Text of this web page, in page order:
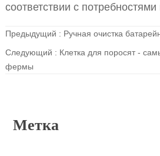
соответствии с потребностями
Предыдущий : Ручная очистка
Следующий : Клетка для поросят -
фермы
Метка